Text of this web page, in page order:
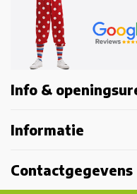
Info &
Informatie
Contactgegevens